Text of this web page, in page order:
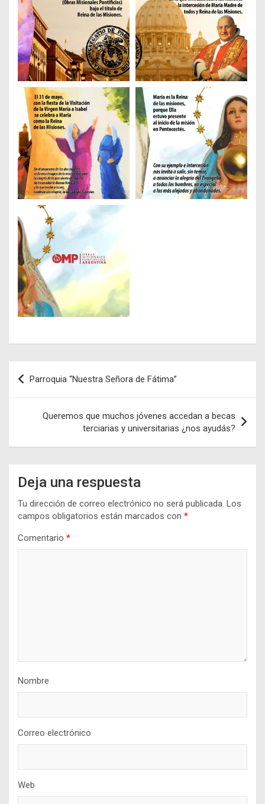
Navegación
de
entradas
Parroquia “Nuestra Señora de Fátima”
Queremos que muchos jóvenes accedan a becas
terciarias y universitarias ¿nos ayudás?
Deja una respuesta
Tu dirección de correo electrónico no será publicada. Los
campos obligatorios están marcados con *
Comentario *
Nombre
Correo electrónico
Web